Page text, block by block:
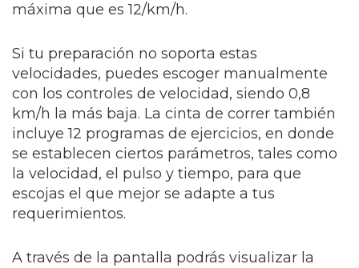
máxima que es 12/km/h.
Si tu preparación no soporta estas
velocidades, puedes escoger manualmente
con los controles de velocidad, siendo 0,8
km/h la más baja. La cinta de correr también
incluye 12 programas de ejercicios, en donde
se establecen ciertos parámetros, tales como
la velocidad, el pulso y tiempo, para que
escojas el que mejor se adapte a tus
requerimientos.
A través de la pantalla podrás visualizar la